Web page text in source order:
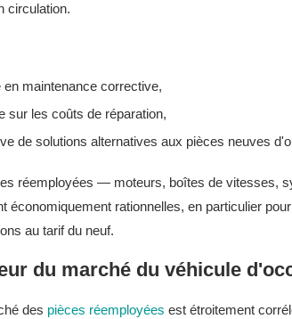
circulation.
maintenance corrective,
sur les coûts de réparation,
de solutions alternatives aux pièces neuves
réemployées — moteurs, boîtes de vitesses,
économiquement rationnelles, en particulier
au tarif du neuf.
du marché du véhicule
des pièces réemployées est étroitement